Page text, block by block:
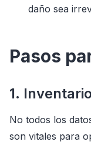
daño sea
Pasos
1.
No todos los
son vitales para